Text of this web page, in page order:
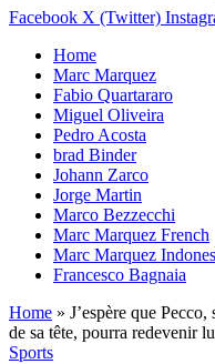
Facebook X (Twitter)
Home
Marc Marquez
Fabio Quartararo
Miguel Oliveira
Pedro Acosta
brad Binder
Johann Zarco
Jorge Martin
Marco Bezzecchi
Marc Marquez French
Marc Marquez
Francesco Bagnaia
Home » J’espère que
de sa tête, pourra redevenir
Sports